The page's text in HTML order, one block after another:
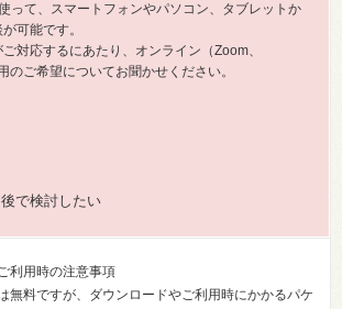
って、スマートフォンやパソコン、タブレットか
可能です。
対応するにあたり、オンライン（Zoom、
のご希望についてお聞かせください。
で検討したい
利用時の注意事項
無料ですが、ダウンロードやご利用時にかかるパケ